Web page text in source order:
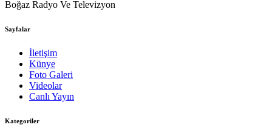
Boğaz Radyo Ve Televizyon
Sayfalar
İletişim
Künye
Foto Galeri
Videolar
Canlı Yayın
Kategoriler